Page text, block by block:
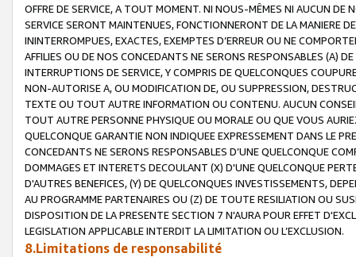
OFFRE DE SERVICE, A TOUT MOMENT. NI NOUS-MÊMES NI AUCUN DE
SERVICE SERONT MAINTENUES, FONCTIONNERONT DE LA MANIERE
ININTERROMPUES, EXACTES, EXEMPTES D’ERREUR OU NE
AFFILIES OU DE NOS CONCEDANTS NE SERONS RESPONSABLES (A)
INTERRUPTIONS DE SERVICE, Y COMPRIS DE QUELCONQUES
NON-AUTORISE A, OU MODIFICATION DE, OU SUPPRESSION,
TEXTE OU TOUT AUTRE INFORMATION OU CONTENU. AUCUN
TOUT AUTRE PERSONNE PHYSIQUE OU MORALE OU QUE VOUS
QUELCONQUE GARANTIE NON INDIQUEE EXPRESSEMENT DANS LE
CONCEDANTS NE SERONS RESPONSABLES D’UNE QUELCONQUE
DOMMAGES ET INTERETS DECOULANT (X) D'UNE QUELCONQUE
D'AUTRES BENEFICES, (Y) DE QUELCONQUES INVESTISSEMENTS,
AU PROGRAMME PARTENAIRES OU (Z) DE TOUTE RESILIATION OU
DISPOSITION DE LA PRESENTE SECTION 7 N'AURA POUR EFFET
LEGISLATION APPLICABLE INTERDIT LA LIMITATION OU L’EXCLUSION.
8.Limitations de responsabilité